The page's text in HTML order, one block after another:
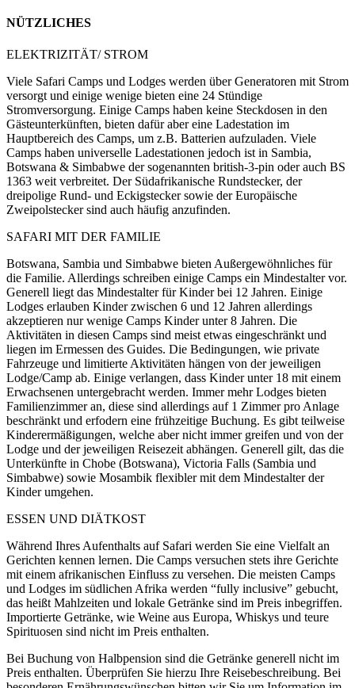
NÜTZLICHES
ELEKTRIZITÄT/ STROM
Viele Safari Camps und Lodges werden über Generatoren mit Strom
versorgt und einige wenige bieten eine 24 Stündige
Stromversorgung. Einige Camps haben keine Steckdosen in den
Gästeunterkünften, bieten dafür aber eine Ladestation im
Hauptbereich des Camps, um z.B. Batterien aufzuladen. Viele
Camps haben universelle Ladestationen jedoch ist in Sambia,
Botswana & Simbabwe der sogenannten british-3-pin oder auch BS
1363 weit verbreitet. Der Südafrikanische Rundstecker, der
dreipolige Rund- und Eckigstecker sowie der Europäische
Zweipolstecker sind auch häufig anzufinden.
SAFARI MIT DER FAMILIE
Botswana, Sambia und Simbabwe bieten Außergewöhnliches für
die Familie. Allerdings schreiben einige Camps ein Mindestalter vor.
Generell liegt das Mindestalter für Kinder bei 12 Jahren. Einige
Lodges erlauben Kinder zwischen 6 und 12 Jahren allerdings
akzeptieren nur wenige Camps Kinder unter 8 Jahren. Die
Aktivitäten in diesen Camps sind meist etwas eingeschränkt und
liegen im Ermessen des Guides. Die Bedingungen, wie private
Fahrzeuge und limitierte Aktivitäten hängen von der jeweiligen
Lodge/Camp ab. Einige verlangen, dass Kinder unter 18 mit einem
Erwachsenen untergebracht werden. Immer mehr Lodges bieten
Familienzimmer an, diese sind allerdings auf 1 Zimmer pro Anlage
beschränkt und erfodern eine frühzeitige Buchung. Es gibt teilweise
Kinderermäßigungen, welche aber nicht immer greifen und von der
Lodge und der jeweiligen Reisezeit abhängen. Generell gilt, das die
Unterkünfte in Chobe (Botswana), Victoria Falls (Sambia und
Simbabwe) sowie Mosambik flexibler mit dem Mindestalter der
Kinder umgehen.
ESSEN UND DIÄTKOST
Während Ihres Aufenthalts auf Safari werden Sie eine Vielfalt an
Gerichten kennen lernen. Die Camps versuchen stets ihre Gerichte
mit einem afrikanischen Einfluss zu versehen. Die meisten Camps
und Lodges im südlichen Afrika werden “fully inclusive” gebucht,
das heißt Mahlzeiten und lokale Getränke sind im Preis inbegriffen.
Importierte Getränke, wie Weine aus Europa, Whiskys und teure
Spirituosen sind nicht im Preis enthalten.
Bei Buchung von Halbpension sind die Getränke generell nicht im
Preis enthalten. Überprüfen Sie hierzu Ihre Reisebeschreibung. Bei